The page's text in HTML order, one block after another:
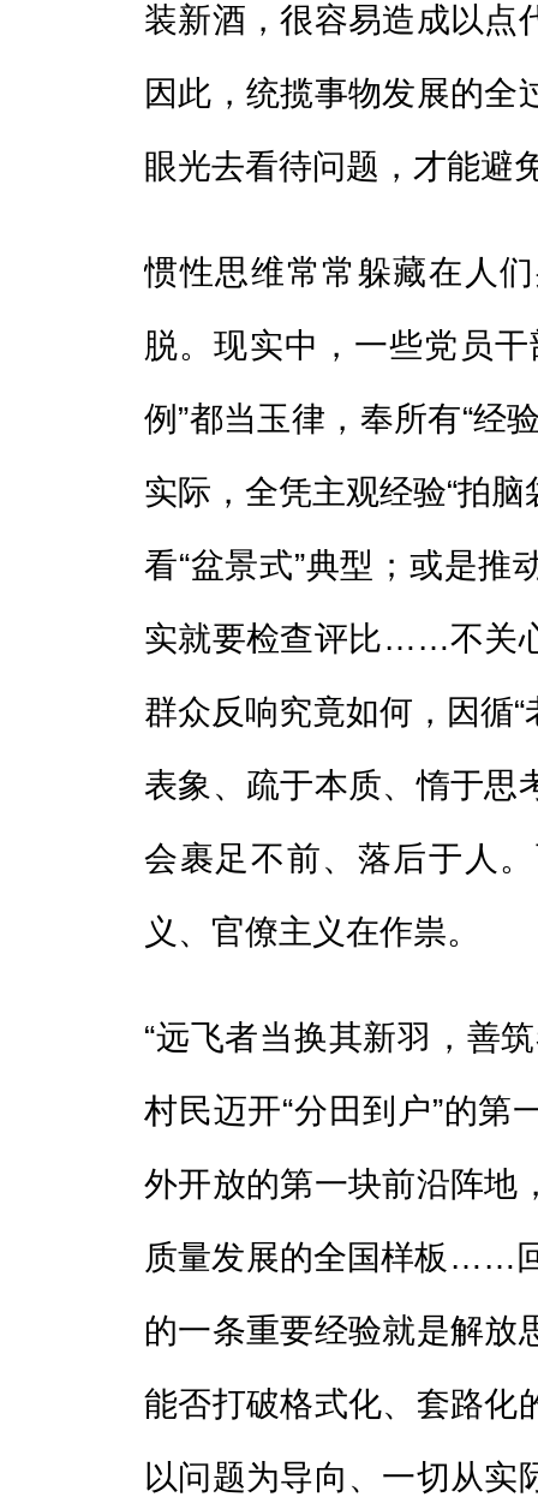
装新酒，很容易造成以点
因此，统揽事物发展的全
眼光去看待问题，才能避
惯性思维常常躲藏在人
脱。现实中，一些党员
例”都当玉律，奉所有“经
实际，全凭主观经验“拍脑
看“盆景式”典型；或是推
实就要检查评比……不关
群众反响究竟如何，因循“
表象、疏于本质、惰于思
会裹足不前、落后于人
义、官僚主义在作祟。
“远飞者当换其新羽，善
村民迈开“分田到户”的第
外开放的第一块前沿阵地
质量发展的全国样板……
的一条重要经验就是解放
能否打破格式化、套路化
以问题为导向、一切从实